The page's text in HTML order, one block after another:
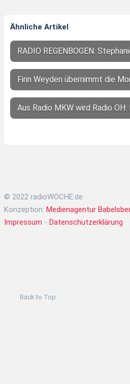
Ähnliche Artikel
RADIO REGENBOGEN:
Finn Weyden übernimmt die
Aus Radio MKW wird Radio
© 2022 radioWOCHE.de
Konzeption: Medienagentur
Impressum - Datenschutzerklärung
Back to Top